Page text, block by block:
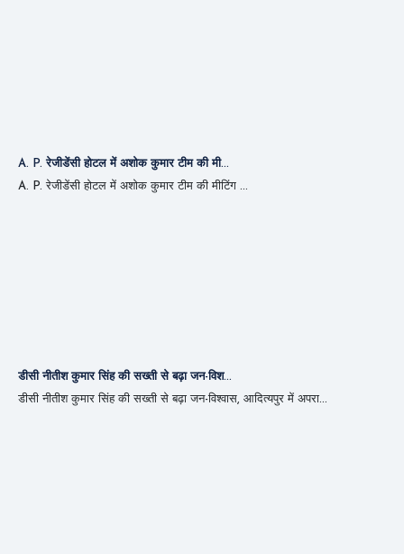
A. P. रेजीडेंसी होटल में अशोक कुमार टीम की मी...
A. P. रेजीडेंसी होटल में अशोक कुमार टीम की मीटिंग ...
डीसी नीतीश कुमार सिंह की सख्ती से बढ़ा जन-विश...
डीसी नीतीश कुमार सिंह की सख्ती से बढ़ा जन-विश्वास, आदित्यपुर में अपरा...